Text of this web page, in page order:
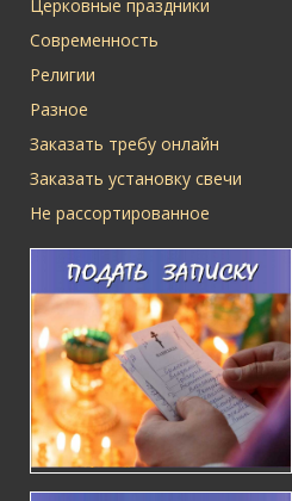
Церковные праздники
Современность
Религии
Разное
Заказать требу онлайн
Заказать установку свечи
Не рассортированное